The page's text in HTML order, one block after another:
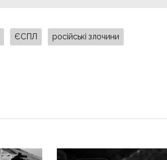
ЄСПЛ російські злочини